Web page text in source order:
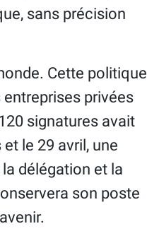
sans précision
Cette politique
privées
signatures avait
le 29 avril, une
délégation et la
son poste